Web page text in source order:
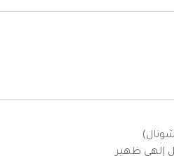
إلهي ظهير